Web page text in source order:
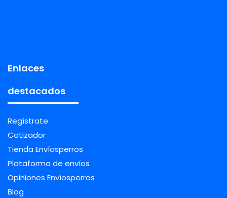
Enlaces
destacados
Regístrate
Cotizador
Tienda Envíosperros
Plataforma de envíos
Opiniones Envíosperros
Blog